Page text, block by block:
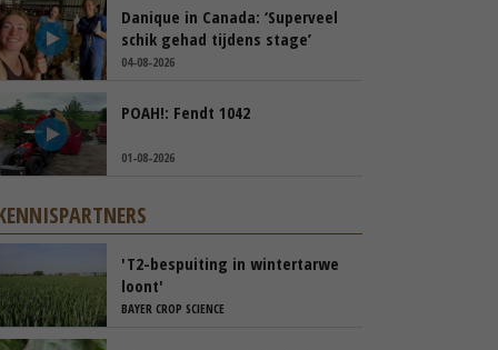
Danique in Canada: ‘Superveel
schik gehad tijdens stage’
04-08-2026
POAH!: Fendt 1042
01-08-2026
'T2-bespuiting in wintertarwe
loont'
BAYER CROP SCIENCE